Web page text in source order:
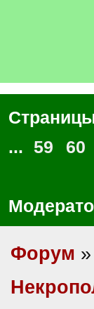
... 59 60
Форум »